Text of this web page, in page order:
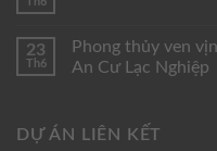
23
Th6
Phong thủy ven
An Cư Lạc Nghiệp
DỰ ÁN LIÊN KẾT